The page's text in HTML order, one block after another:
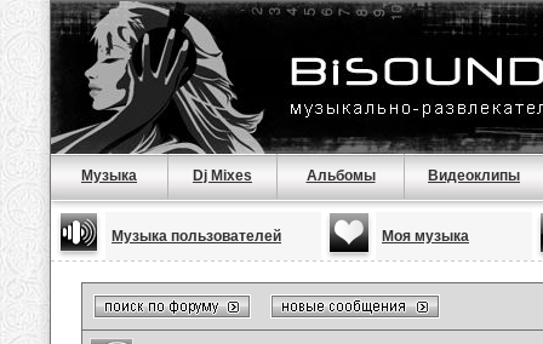
Музыка Dj Mixes Альбомы Видеоклипы
Музыка пользователей Моя музыка